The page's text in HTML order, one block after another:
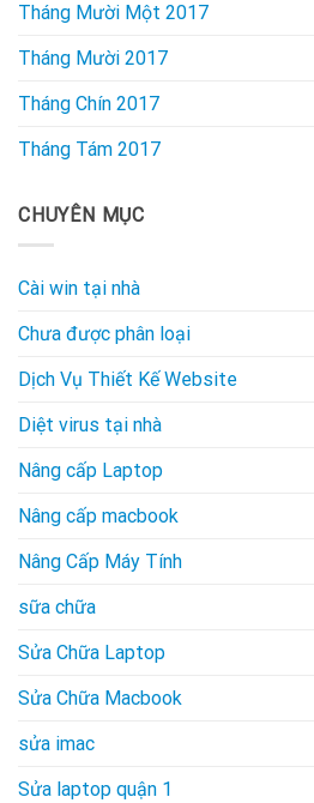
Tháng Mười Một 2017
Tháng Mười 2017
Tháng Chín 2017
Tháng Tám 2017
CHUYÊN MỤC
Cài win tại nhà
Chưa được phân loại
Dịch Vụ Thiết Kế Website
Diệt virus tại nhà
Nâng cấp Laptop
Nâng cấp macbook
Nâng Cấp Máy Tính
sữa chữa
Sửa Chữa Laptop
Sửa Chữa Macbook
sửa imac
Sửa laptop quận 1